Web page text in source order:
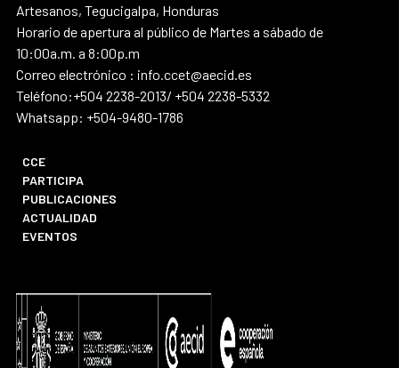
Artesanos, Tegucigalpa, Honduras
Horario de apertura al público de Martes a sábado de
10:00a.m. a 8:00p.m
Correo electrónico : info.ccet@aecid.es
Teléfono:+504 2238-2013/ +504 2238-5332
Whatsapp: +504-9480-1786
CCE
PARTICIPA
PUBLICACIONES
ACTUALIDAD
EVENTOS